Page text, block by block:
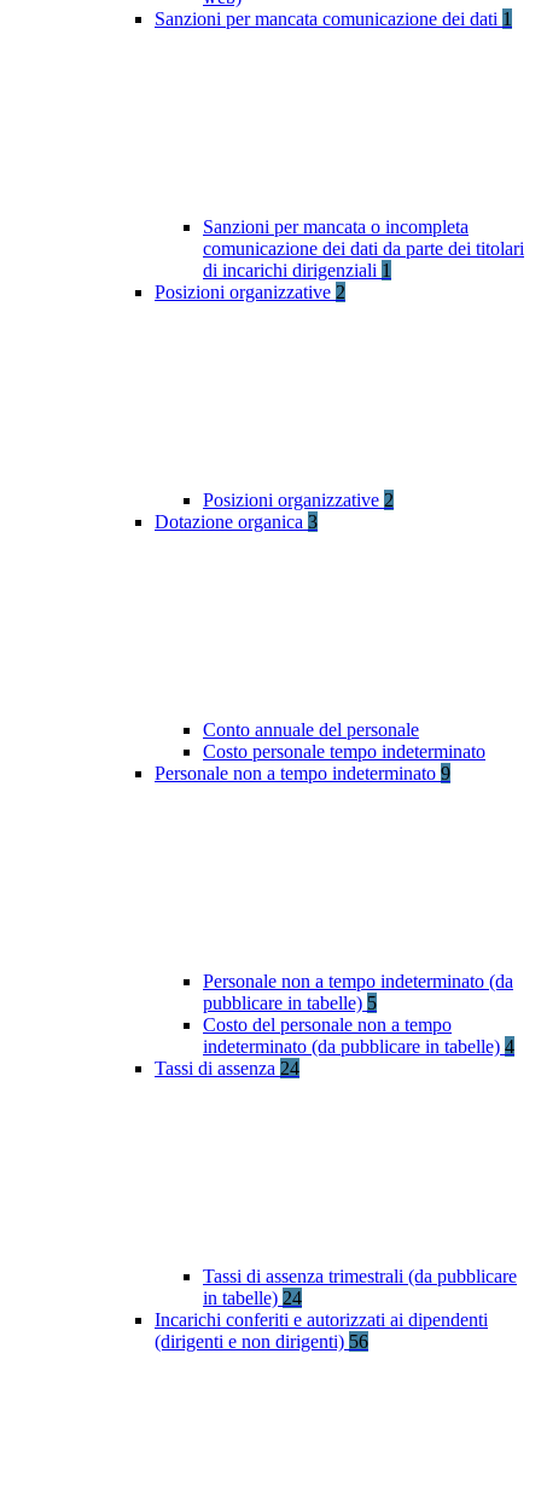
Sanzioni per mancata comunicazione dei dati 1
Sanzioni per mancata o incompleta
comunicazione dei dati da parte dei titolari
di incarichi dirigenziali 1
Posizioni organizzative 2
Posizioni organizzative 2
Dotazione organica 3
Conto annuale del personale
Costo personale tempo indeterminato
Personale non a tempo indeterminato 9
Personale non a tempo indeterminato (da
pubblicare in tabelle) 5
Costo del personale non a tempo
indeterminato (da pubblicare in tabelle) 4
Tassi di assenza 24
Tassi di assenza trimestrali (da pubblicare
in tabelle) 24
Incarichi conferiti e autorizzati ai dipendenti
(dirigenti e non dirigenti) 56